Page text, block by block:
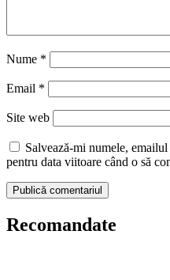
Nume *
Email *
Site web
Salvează-mi numele,
pentru data viitoare când o să
Recomandate